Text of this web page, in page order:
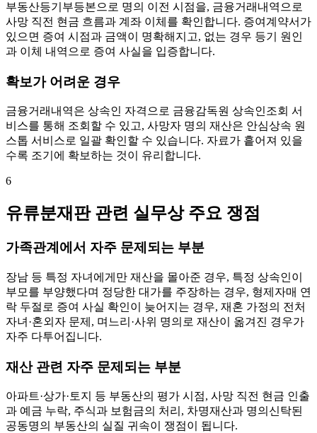
부동산등기부등본으로 명의 이전 시점을, 금융거래내역으로
사망 직전 현금 흐름과 계좌 이체를 확인합니다. 증여계약서가
있으면 증여 시점과 금액이 명확해지고, 없는 경우 등기 원인
과 이체 내역으로 증여 사실을 입증합니다.
확보가 어려운 경우
금융거래내역은 상속인 자격으로 금융감독원 상속인조회 서
비스를 통해 조회할 수 있고, 사망자 명의 재산은 안심상속 원
스톱 서비스로 일괄 확인할 수 있습니다. 자료가 흩어져 있을
수록 조기에 확보하는 것이 유리합니다.
6
유류분재판 관련 실무상 주요 쟁점
가족관계에서 자주 문제되는 부분
장남 등 특정 자녀에게만 재산을 몰아준 경우, 특정 상속인이
부모를 부양했다며 정당한 대가를 주장하는 경우, 형제자매 연
락 두절로 증여 사실 확인이 늦어지는 경우, 재혼 가정의 전처
자녀·혼외자 문제, 며느리·사위 명의로 재산이 옮겨진 경우가
자주 다투어집니다.
재산 관련 자주 문제되는 부분
아파트·상가·토지 등 부동산의 평가 시점, 사망 직전 현금 인출
과 예금 누락, 주식과 보험금의 처리, 차명재산과 명의신탁된
공동명의 부동산의 실질 귀속이 쟁점이 됩니다.